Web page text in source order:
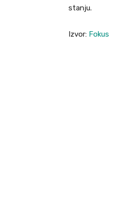
stanju.
Izvor: Fokus